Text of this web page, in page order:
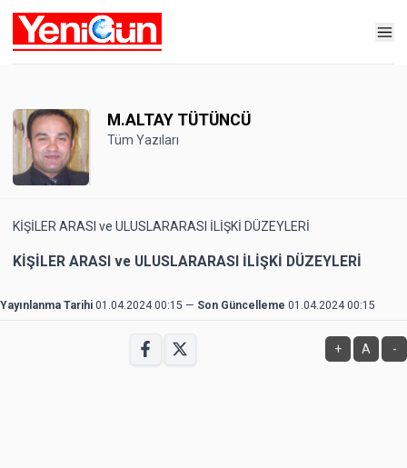
M.ALTAY TÜTÜNCÜ
Tüm Yazıları
KİŞİLER ARASI ve ULUSLARARASI İLİŞKİ DÜZEYLERİ
KİŞİLER ARASI ve ULUSLARARASI İLİŞKİ DÜZEYLERİ
Yayınlanma Tarihi 01.04.2024 00:15 — Son Güncelleme 01.04.2024 00:15
+ A -